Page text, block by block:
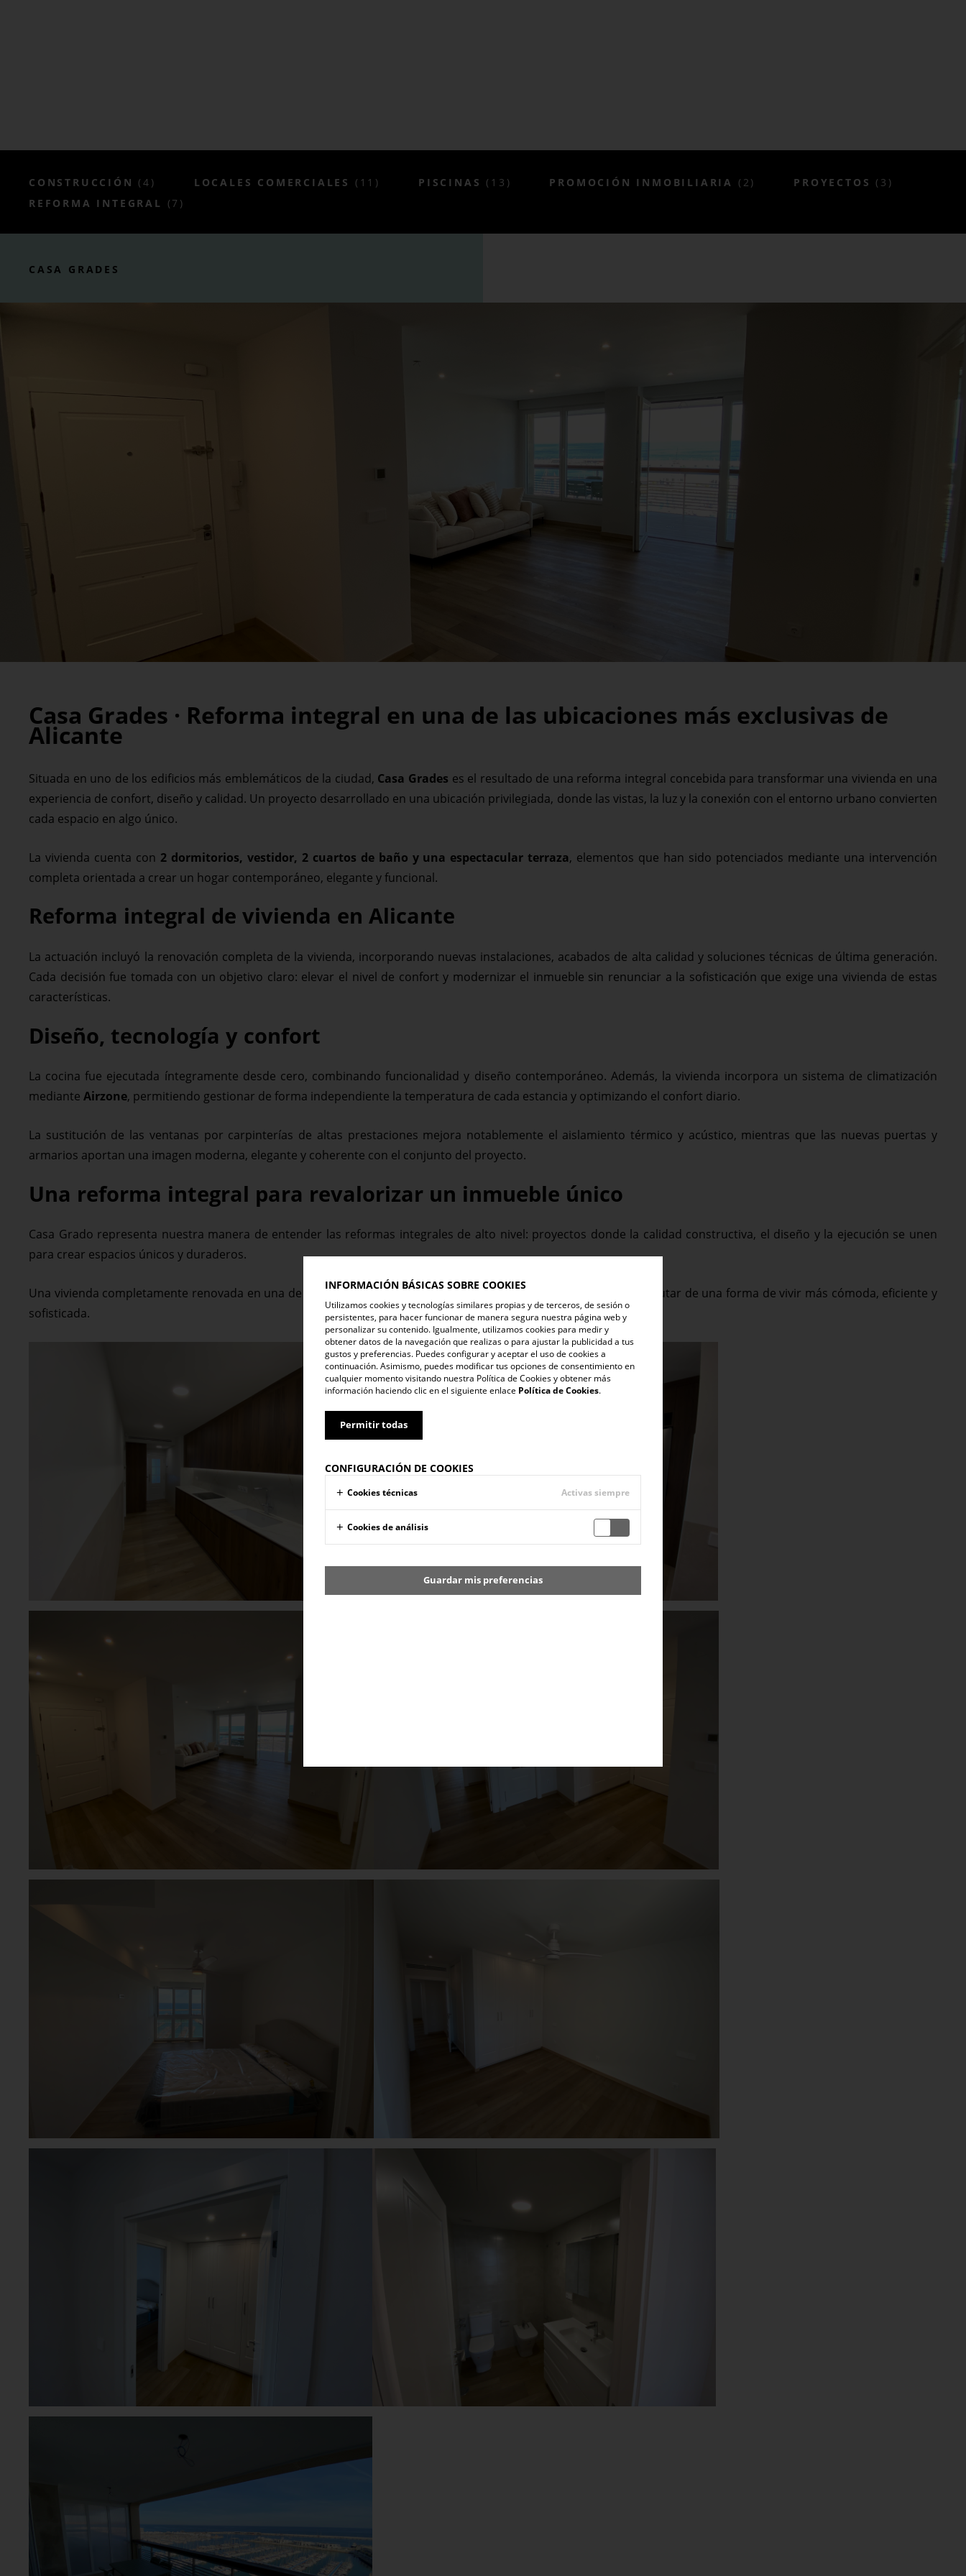
INFORMACIÓN BÁSICAS SOBRE COOKIES
Utilizamos cookies y tecnologías similares propias y de terceros, de sesión o
persistentes, para hacer funcionar de manera segura nuestra página web y
personalizar su contenido. Igualmente, utilizamos cookies para medir y
obtener datos de la navegación que realizas o para ajustar la publicidad a tus
gustos y preferencias. Puedes configurar y aceptar el uso de cookies a
continuación. Asimismo, puedes modificar tus opciones de consentimiento en
cualquier momento visitando nuestra Política de Cookies y obtener más
información haciendo clic en el siguiente enlace Política de Cookies.
Permitir todas
CONFIGURACIÓN DE COOKIES
Activas siempre
Cookies técnicas
Cookies de análisis
Guardar mis preferencias
CONSTRUCCIÓN (4) LOCALES COMERCIALES (11) PISCINAS (13) PROMOCIÓN INMOBILIARIA (2) PROYECTOS (3)
REFORMA INTEGRAL (7)
CASA GRADES
Casa Grades · Reforma integral en una de las ubicaciones más exclusivas de
Alicante
Situada en uno de los edificios más emblemáticos de la ciudad, Casa Grades es el resultado de una reforma integral concebida para transformar una vivienda en una
experiencia de confort, diseño y calidad. Un proyecto desarrollado en una ubicación privilegiada, donde las vistas, la luz y la conexión con el entorno urbano convierten
cada espacio en algo único.
La vivienda cuenta con 2 dormitorios, vestidor, 2 cuartos de baño y una espectacular terraza, elementos que han sido potenciados mediante una intervención
completa orientada a crear un hogar contemporáneo, elegante y funcional.
Reforma integral de vivienda en Alicante
La actuación incluyó la renovación completa de la vivienda, incorporando nuevas instalaciones, acabados de alta calidad y soluciones técnicas de última generación.
Cada decisión fue tomada con un objetivo claro: elevar el nivel de confort y modernizar el inmueble sin renunciar a la sofisticación que exige una vivienda de estas
características.
Diseño, tecnología y confort
La cocina fue ejecutada íntegramente desde cero, combinando funcionalidad y diseño contemporáneo. Además, la vivienda incorpora un sistema de climatización
mediante Airzone, permitiendo gestionar de forma independiente la temperatura de cada estancia y optimizando el confort diario.
La sustitución de las ventanas por carpinterías de altas prestaciones mejora notablemente el aislamiento térmico y acústico, mientras que las nuevas puertas y
armarios aportan una imagen moderna, elegante y coherente con el conjunto del proyecto.
Una reforma integral para revalorizar un inmueble único
Casa Grado representa nuestra manera de entender las reformas integrales de alto nivel: proyectos donde la calidad constructiva, el diseño y la ejecución se unen
para crear espacios únicos y duraderos.
Una vivienda completamente renovada en una de las direcciones más reconocidas de Alicante, diseñada para disfrutar de una forma de vivir más cómoda, eficiente y
sofisticada.